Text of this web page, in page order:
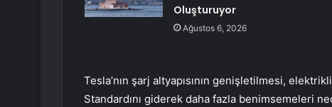
Oluşturuyor
Ağustos 6, 2026
Tesla’nın şarj altyapısının genişletilmesi,
Standardını giderek daha fazla benimsemeleri